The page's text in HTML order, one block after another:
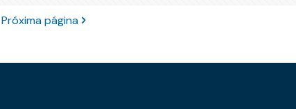
Próxima página